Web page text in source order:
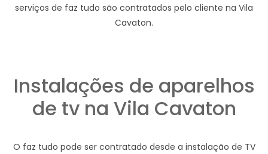
serviços de faz tudo são contratados pelo cliente na Vila
Cavaton.
Instalações de aparelhos
de tv na Vila Cavaton
O faz tudo pode ser contratado desde a instalação de TV